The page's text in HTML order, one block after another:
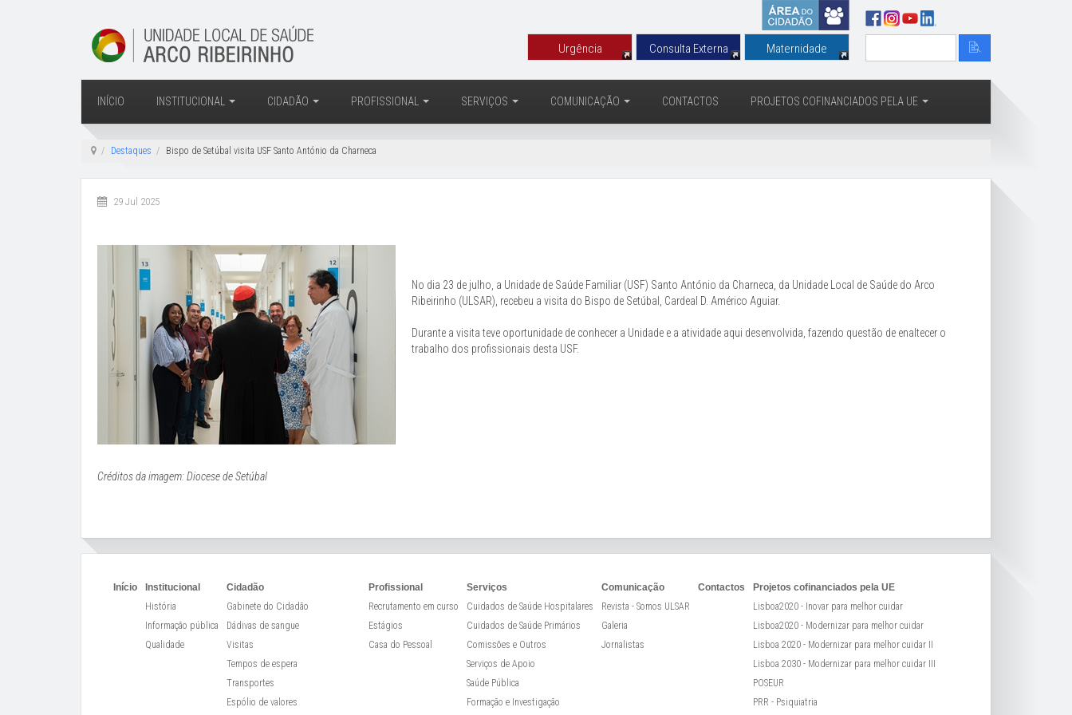
Urgência Consulta Externa Maternidade
INÍCIO INSTITUCIONAL CIDADÃO PROFISSIONAL SERVIÇOS COMUNICAÇÃO CONTACTOS PROJETOS COFINANCIADOS PELA UE
Destaques Bispo de Setúbal visita USF Santo António da Charneca
29 Jul 2025
No dia 23 de julho, a Unidade de Saúde Familiar (USF) Santo António da Charneca, da Unidade Local de Saúde do Arco
Ribeirinho (ULSAR), recebeu a visita do Bispo de Setúbal, Cardeal D. Américo Aguiar.
Durante a visita teve oportunidade de conhecer a Unidade e a atividade aqui desenvolvida, fazendo questão de enaltecer o
trabalho dos profissionais desta USF.
Créditos da imagem: Diocese de Setúbal
Início
Institucional
História
Informação pública
Qualidade
Cidadão
Gabinete do Cidadão
Dádivas de sangue
Visitas
Tempos de espera
Transportes
Espólio de valores
Profissional
Recrutamento em curso
Estágios
Casa do Pessoal
Serviços
Cuidados de Saúde Hospitalares
Cuidados de Saúde Primários
Comissões e Outros
Serviços de Apoio
Saúde Pública
Formação e Investigação
Comunicação
Revista - Somos ULSAR
Galeria
Jornalistas
Contactos
Projetos cofinanciados pela UE
Lisboa2020 - Inovar para melhor cuidar
Lisboa2020 - Modernizar para melhor cuidar
Lisboa 2020 - Modernizar para melhor cuidar II
Lisboa 2030 - Modernizar para melhor cuidar III
POSEUR
PRR - Psiquiatria